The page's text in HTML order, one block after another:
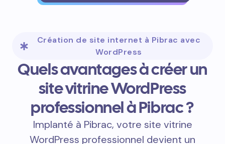
Création de site internet à Pibrac avec
WordPress
Quels avantages à créer un
site vitrine WordPress
professionnel à Pibrac ?
Implanté à Pibrac, votre site vitrine
WordPress professionnel devient un